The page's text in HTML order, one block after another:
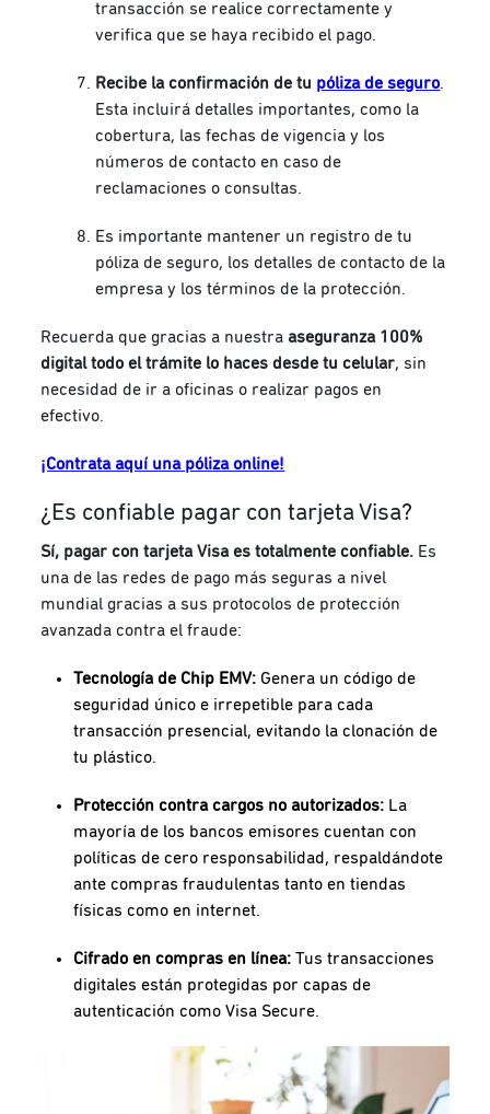
transacción se realice correctamente y
verifica que se haya recibido el pago.
Recibe la confirmación de tu póliza de seguro.
Esta incluirá detalles importantes, como la
cobertura, las fechas de vigencia y los
números de contacto en caso de
reclamaciones o consultas.
Es importante mantener un registro de tu
póliza de seguro, los detalles de contacto de la
empresa y los términos de la protección.
Recuerda que gracias a nuestra aseguranza 100%
digital todo el trámite lo haces desde tu celular, sin
necesidad de ir a oficinas o realizar pagos en
efectivo.
¡Contrata aquí una póliza online!
¿Es confiable pagar con tarjeta Visa?
Sí, pagar con tarjeta Visa es totalmente confiable. Es
una de las redes de pago más seguras a nivel
mundial gracias a sus protocolos de protección
avanzada contra el fraude:
Tecnología de Chip EMV: Genera un código de
seguridad único e irrepetible para cada
transacción presencial, evitando la clonación de
tu plástico.
Protección contra cargos no autorizados: La
mayoría de los bancos emisores cuentan con
políticas de cero responsabilidad, respaldándote
ante compras fraudulentas tanto en tiendas
físicas como en internet.
Cifrado en compras en línea: Tus transacciones
digitales están protegidas por capas de
autenticación como Visa Secure.